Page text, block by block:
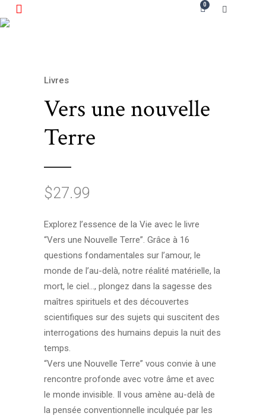
0
Livres
Vers une nouvelle
Terre
$27.99
Explorez l’essence de la Vie avec le livre
“Vers une Nouvelle Terre”. Grâce à 16
questions fondamentales sur l’amour, le
monde de l’au-delà, notre réalité matérielle, la
mort, le ciel…, plongez dans la sagesse des
maîtres spirituels et des découvertes
scientifiques sur des sujets qui suscitent des
interrogations des humains depuis la nuit des
temps.
“Vers une Nouvelle Terre” vous convie à une
rencontre profonde avec votre âme et avec
le monde invisible. Il vous amène au-delà de
la pensée conventionnelle inculquée par les